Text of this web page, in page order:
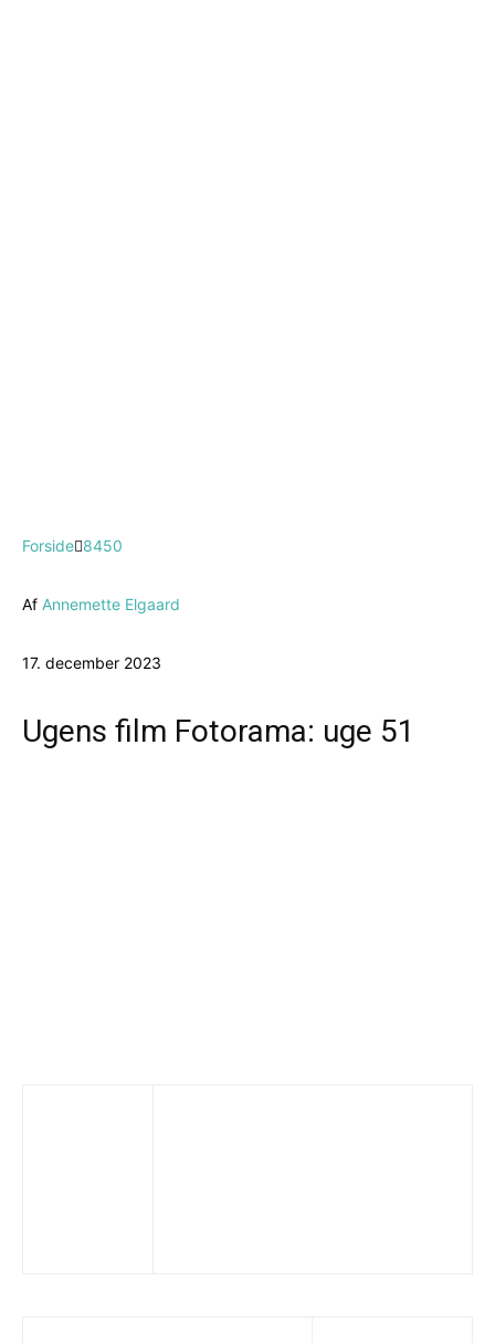
Forside 8450
Af Annemette Elgaard
17. december 2023
Ugens film Fotorama: uge 51